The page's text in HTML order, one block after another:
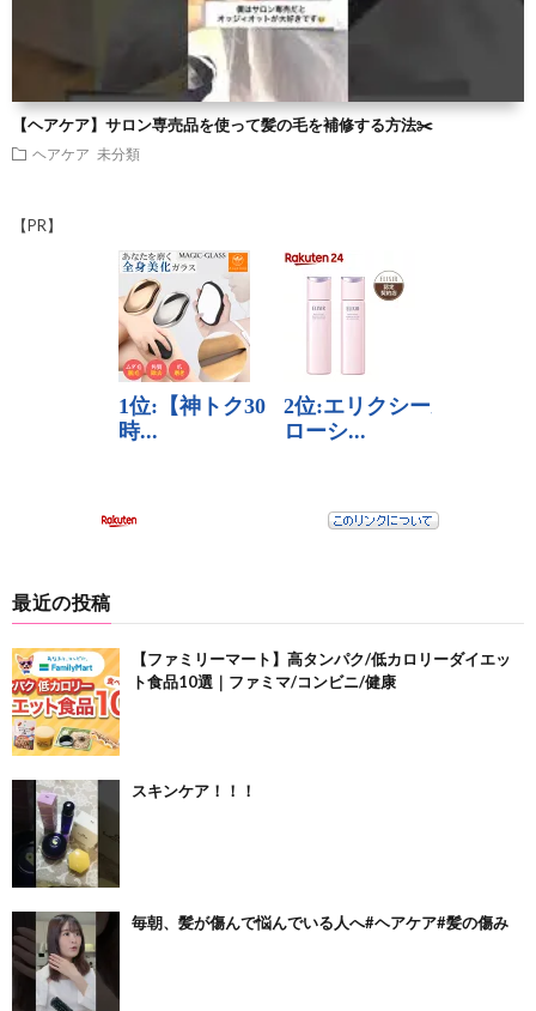
【ヘアケア】サロン専売品を使って髪の毛を補修する方法✂️
ヘアケア 未分類
【PR】
最近の投稿
【ファミリーマート】高タンパク/低カロリーダイエッ
ト食品10選｜ファミマ/コンビニ/健康
スキンケア！！！
毎朝、髪が傷んで悩んでいる人へ#ヘアケア#髪の傷み